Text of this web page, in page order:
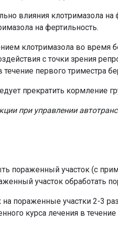
влияния клотримазола
на фертильность.
клотримазола во
с точки зрения
первого триместра
прекратить кормление
при управлении
пораженный участок (с
участок обработать
пораженные участки 2-3
курса лечения в